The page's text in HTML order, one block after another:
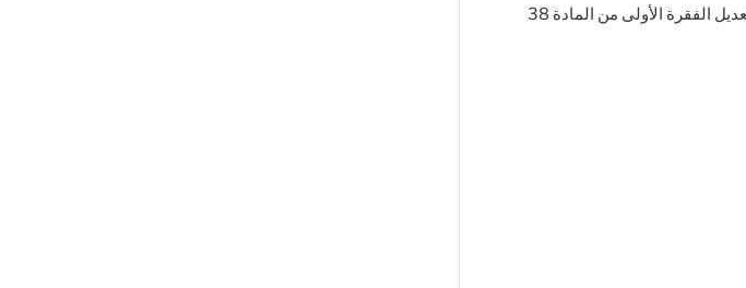
أصدر أحمد الراجحي، وزير الموارد البشرية والتنمية الاجتماعية السعودي ،قراراً وزارياً يقضي بتعديل الفقرة الأولى من المادة 38